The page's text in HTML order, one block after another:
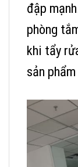
đập
phòng
khi tẩy
sản